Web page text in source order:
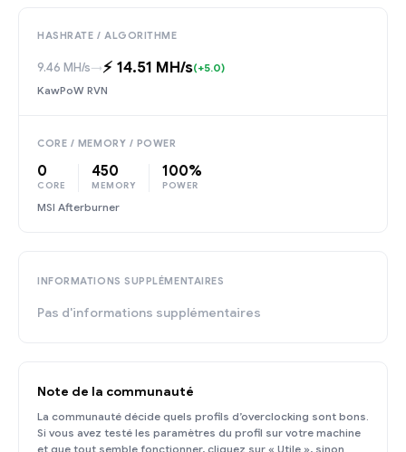
HASHRATE / ALGORITHME
9.46 MH/s→⚡️ 14.51 MH/s(+5.0)
KawPoW RVN
CORE / MEMORY / POWER
0
CORE
450
MEMORY
100%
POWER
MSI Afterburner
INFORMATIONS SUPPLÉMENTAIRES
Pas d'informations supplémentaires
Note de la communauté
La communauté décide quels profils d’overclocking sont bons.
Si vous avez testé les paramètres du profil sur votre machine
et que tout semble fonctionner, cliquez sur « Utile », sinon